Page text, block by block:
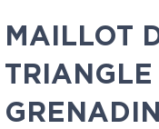
MAILLOT
TRIANGLE